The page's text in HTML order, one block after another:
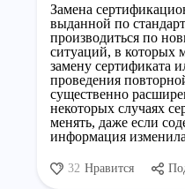
Замена
выданной по
производиться по
ситуаций, в которых
замену сертификата
проведения
существенно
некоторых случаях
менять, даже если
информация
32 Нравится